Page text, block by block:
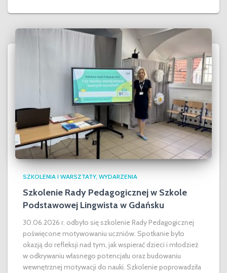
SZKOLENIA I WARSZTATY WYDARZENIA
Szkolenie Rady Pedagogicznej w Szkole
Podstawowej Lingwista w Gdańsku
30.06.2026 r. odbyło się szkolenie Rady Pedagogicznej
poświęcone motywowaniu uczniów. Spotkanie było
okazją do refleksji nad tym, jak wspierać dzieci i młodzież
w odkrywaniu własnego potencjału oraz budowaniu
wewnętrznej motywacji do nauki. Szkolenie poprowadziła